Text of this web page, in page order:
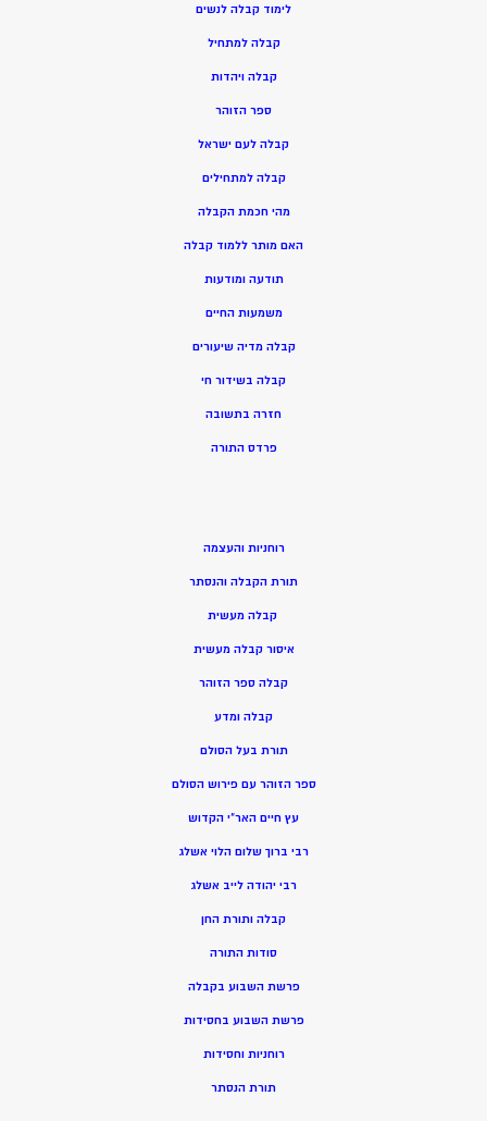
לימוד קבלה לנשים
קבלה למתחיל
קבלה ויהדות
ספר הזוהר
קבלה לעם ישראל
קבלה למתחילים
מהי חכמת הקבלה
האם מותר ללמוד קבלה
תודעה ומודעות
משמעות החיים
קבלה מדיה שיעורים
קבלה בשידור חי
חזרה בתשובה
פרדס התורה
רוחניות והעצמה
תורת הקבלה והנסתר
קבלה מעשית
איסור קבלה מעשית
קבלה ספר הזוהר
קבלה ומדע
תורת בעל הסולם
ספר הזוהר עם פירוש הסולם
עץ חיים האר”י הקדוש
רבי ברוך שלום הלוי אשלג
רבי יהודה לייב אשלג
קבלה ותורת החן
סודות התורה
פרשת השבוע בקבלה
פרשת השבוע בחסידות
רוחניות וחסידות
תורת הנסתר